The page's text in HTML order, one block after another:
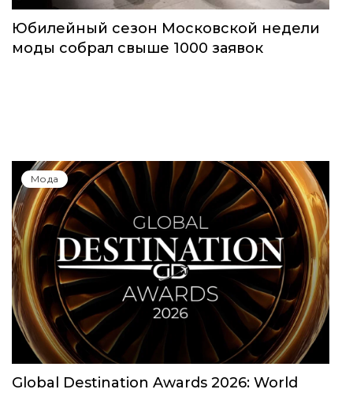
Юбилейный сезон Московской недели
моды собрал свыше 1000 заявок
Мода
Global Destination Awards 2026: World